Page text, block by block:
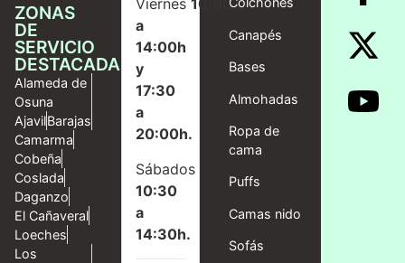
ZONAS
DE
SERVICIO
DESTACADAS
Alameda de
Osuna
AjavilBarajas
Camarma
Cobeña
Coslada
Daganzo
El Cañaveral
Loeches
Los
Viernes10:00
a
14:00h
y
17:30
a
20:00h.
Sábados
10:30
a
14:30h.
Canapés
Bases
Almohadas
Ropa de
cama
Puffs
Camas nido
Sofás